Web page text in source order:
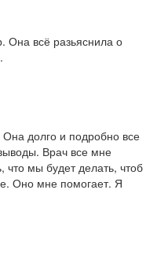
Она всё разьяснила о
долго и подробно все
Врач все мне
что мы будет делать, чтоб
Оно мне помогает. Я